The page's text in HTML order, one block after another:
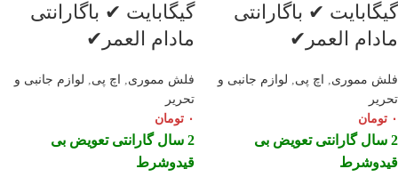
گیگابایت ✔ باگارانتی
مادام العمر✔
فلش مموری, اچ پی, لوازم جانبی و
تحریر
۰ تومان
2 سال گارانتی تعویض بی
قیدوشرط
گیگابایت ✔ باگارانتی
مادام العمر✔
فلش مموری, اچ پی, لوازم جانبی و
تحریر
۰ تومان
2 سال گارانتی تعویض بی
قیدوشرط